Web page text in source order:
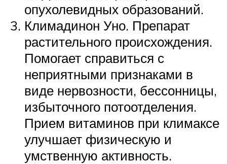
опухолевидных образований.
Климадинон Уно. Препарат
растительного происхождения.
Помогает справиться с
неприятными признаками в
виде нервозности, бессонницы,
избыточного потоотделения.
Прием витаминов при климаксе
улучшает физическую и
умственную активность.